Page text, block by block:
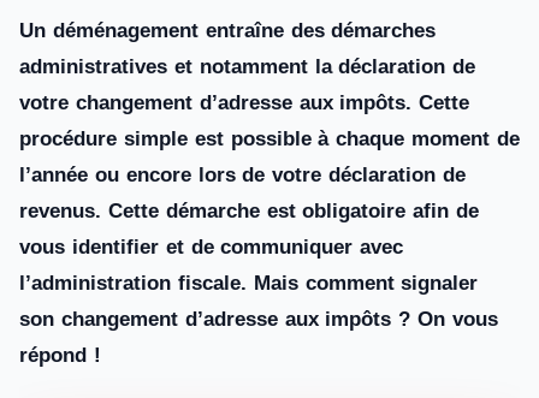
Un déménagement entraîne des démarches
administratives et notamment la déclaration de
votre changement d’adresse aux impôts. Cette
procédure simple est possible à chaque moment de
l’année ou encore lors de votre déclaration de
revenus. Cette démarche est obligatoire afin de
vous identifier et de communiquer avec
l’administration fiscale. Mais comment signaler
son changement d’adresse aux impôts ? On vous
répond !